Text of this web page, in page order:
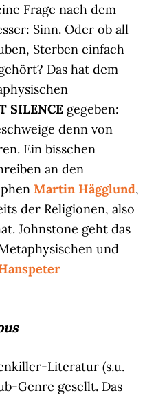
Frage nach dem
Sinn. Oder ob all
Sterben einfach
Das hat dem
SILENCE gegeben:
denn von
Ein bisschen
an den
Martin Hägglund,
der Religionen, also
Johnstone geht das
und
Literatur (s.u.
Genre gesellt. Das